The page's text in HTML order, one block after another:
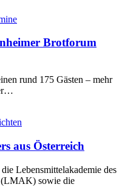
Brotforum
rund 175 Gästen – mehr
aus Österreich
Lebensmittelakademie des
(LMAK) sowie die